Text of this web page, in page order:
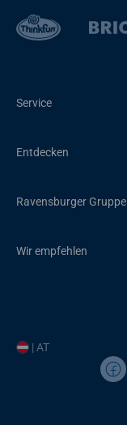
Service
Entdecken
Ravensburger Gruppe
Wir empfehlen
| AT